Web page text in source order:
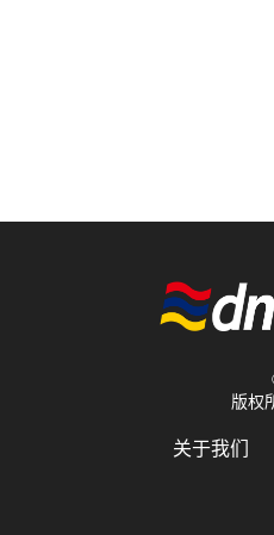
版权
关于我们